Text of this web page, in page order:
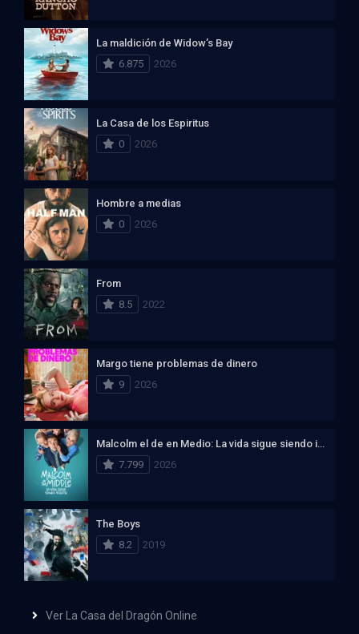
La maldición de Widow’s Bay
6.875
2026
La Casa de los Espiritus
0
2026
Hombre a medias
0
2026
From
8.5
2022
Margo tiene problemas de dinero
9
2026
Malcolm el de en Medio: La vida sigue siendo injusta
7.799
2026
The Boys
8.2
2019
Ver La Casa del Dragón Online